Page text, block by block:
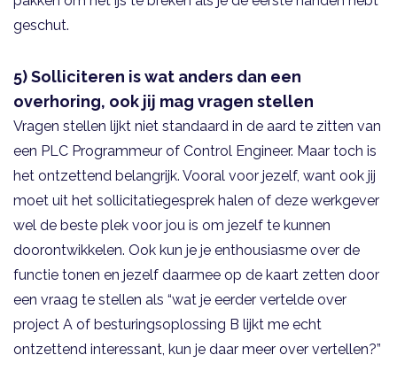
geschut.
5) Solliciteren is wat anders dan een
overhoring, ook jij mag vragen stellen
Vragen stellen lijkt niet standaard in de aard te zitten van
een PLC Programmeur of Control Engineer. Maar toch is
het ontzettend belangrijk. Vooral voor jezelf, want ook jij
moet uit het sollicitatiegesprek halen of deze werkgever
wel de beste plek voor jou is om jezelf te kunnen
doorontwikkelen. Ook kun je je enthousiasme over de
functie tonen en jezelf daarmee op de kaart zetten door
een vraag te stellen als “wat je eerder vertelde over
project A of besturingsoplossing B lijkt me echt
ontzettend interessant, kun je daar meer over vertellen?”